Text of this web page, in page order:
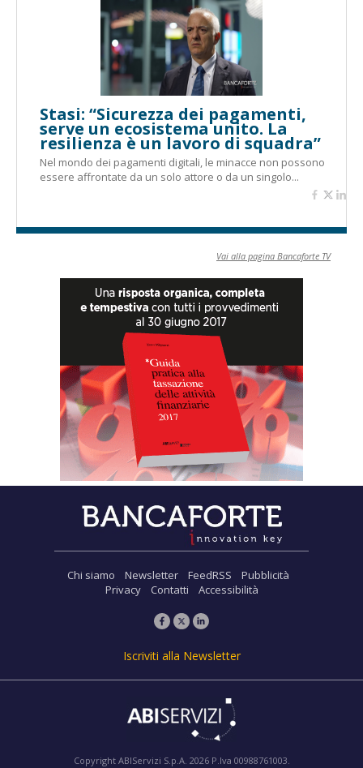
Stasi: “Sicurezza dei pagamenti,
serve un ecosistema unito. La
resilienza è un lavoro di squadra”
Nel mondo dei pagamenti digitali, le minacce non possono
essere affrontate da un solo attore o da un singolo...
Vai alla pagina Bancaforte TV
Chi siamo Newsletter FeedRSS
Pubblicità
Privacy
Contatti Accessibilità
Iscriviti alla Newsletter
Copyright ABIServizi S.p.A. 2026 P.Iva 00988761003.